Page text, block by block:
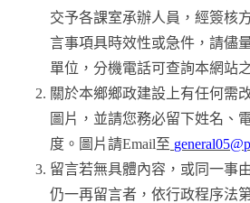
交予各課室承辦人員，經簽核
言事項具時效性或急件，請儘
單位，分機電話可查詢本網站
關於本鄉鄉政建設上有任何需
圖片，並請您務必留下姓名、
度。圖片請Email至
留言若無具體內容，或同一事
仍一再留言者，依行政程序法